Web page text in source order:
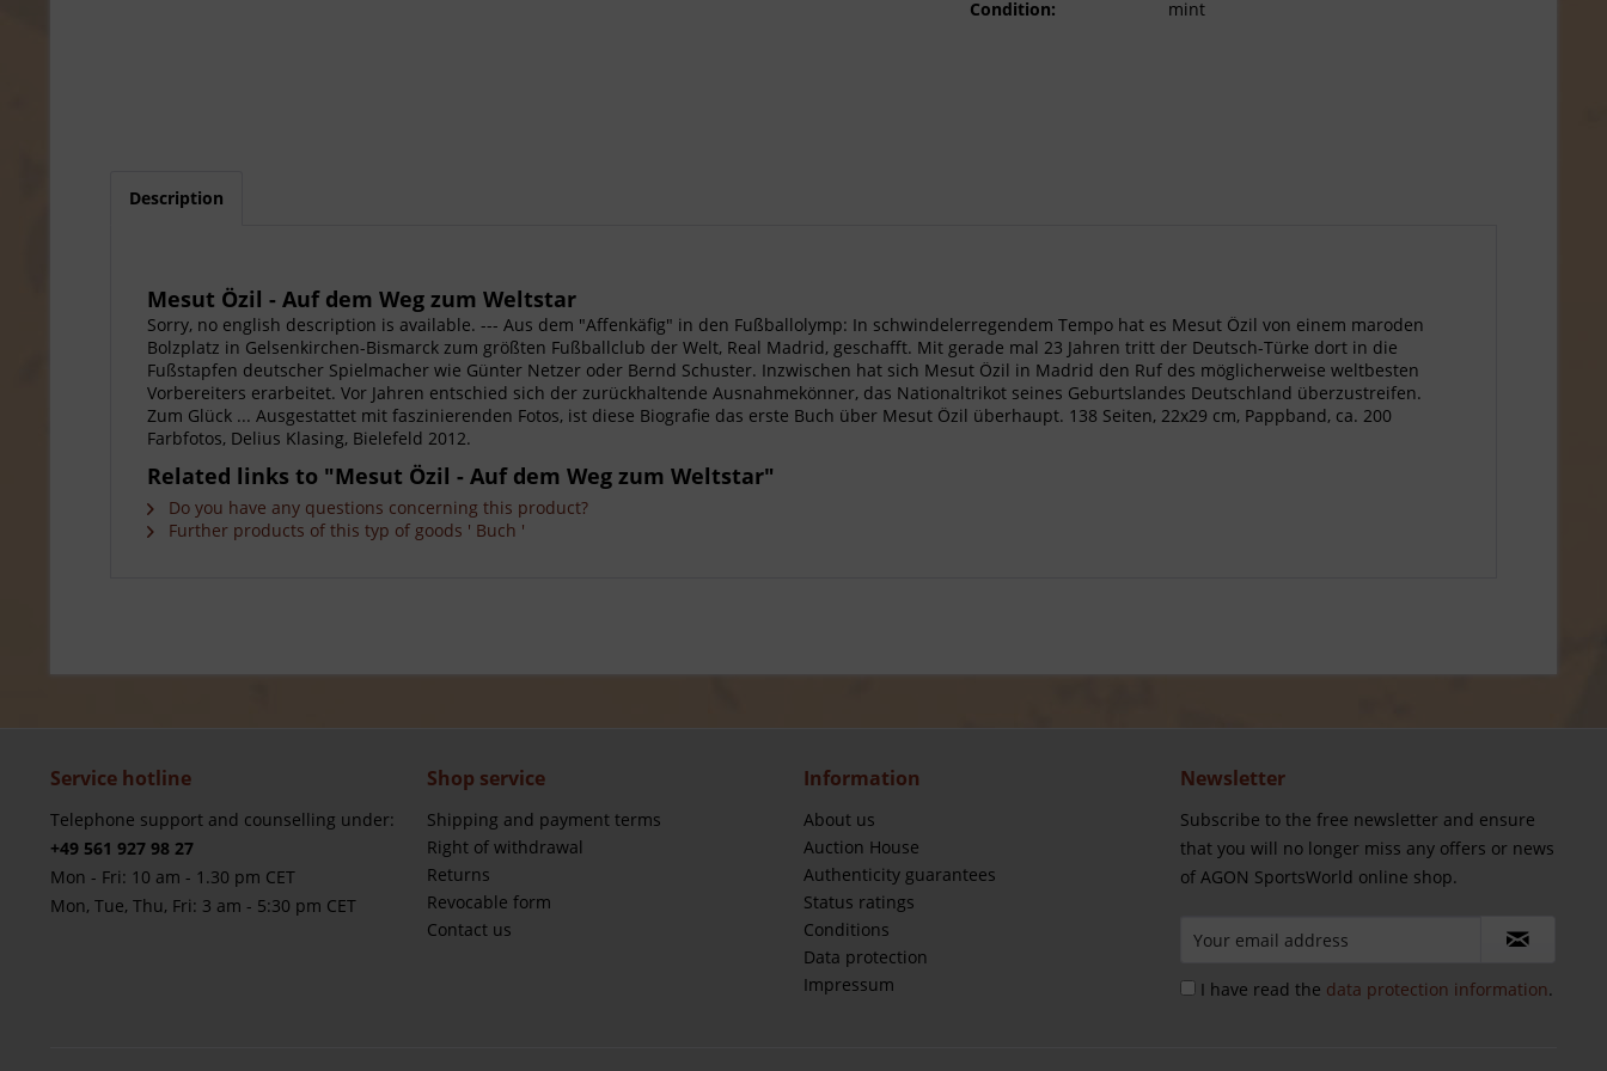
Condition:
mint
Description
Mesut Özil - Auf dem Weg zum Weltstar
Sorry, no english description is available. --- Aus dem "Affenkäfig" in den Fußballolymp: In schwindelerregendem Tempo hat es Mesut Özil von einem maroden
Bolzplatz in Gelsenkirchen-Bismarck zum größten Fußballclub der Welt, Real Madrid, geschafft. Mit gerade mal 23 Jahren tritt der Deutsch-Türke dort in die
Fußstapfen deutscher Spielmacher wie Günter Netzer oder Bernd Schuster. Inzwischen hat sich Mesut Özil in Madrid den Ruf des möglicherweise weltbesten
Vorbereiters erarbeitet. Vor Jahren entschied sich der zurückhaltende Ausnahmekönner, das Nationaltrikot seines Geburtslandes Deutschland überzustreifen.
Zum Glück ... Ausgestattet mit faszinierenden Fotos, ist diese Biografie das erste Buch über Mesut Özil überhaupt. 138 Seiten, 22x29 cm, Pappband, ca. 200
Farbfotos, Delius Klasing, Bielefeld 2012.
Related links to "Mesut Özil - Auf dem Weg zum Weltstar"
Do you have any questions concerning this product?
Further products of this typ of goods ' Buch '
Service hotline
Telephone support and counselling under:
+49 561 927 98 27
Mon - Fri: 10 am - 1.30 pm CET
Mon, Tue, Thu, Fri: 3 am - 5:30 pm CET
Shop service
Shipping and payment terms
Right of withdrawal
Returns
Revocable form
Contact us
Information
About us
Auction House
Authenticity guarantees
Status ratings
Conditions
Data protection
Impressum
Newsletter
Subscribe to the free newsletter and ensure
that you will no longer miss any offers or news
of AGON SportsWorld online shop.
I have read the data protection information.